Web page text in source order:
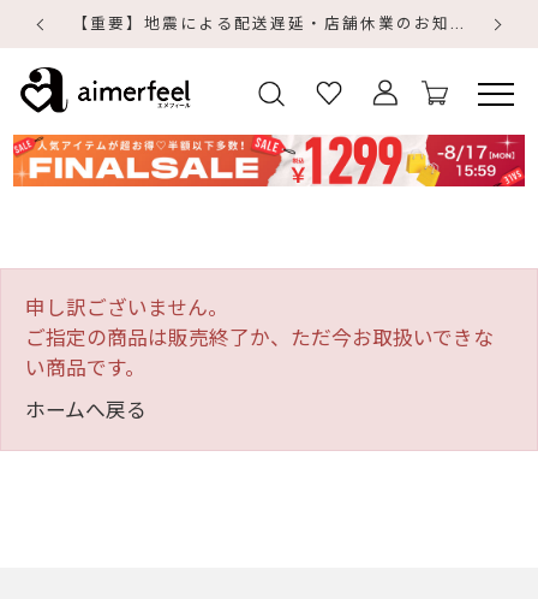
【重要】地震による配送遅延・店舗休業のお知らせ
申し訳ございません。
ご指定の商品は販売終了か、ただ今お取扱いできな
い商品です。
ホームへ戻る